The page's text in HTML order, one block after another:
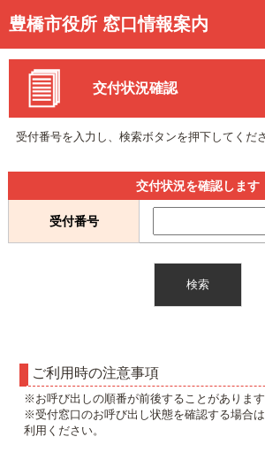
豊橋市役所 窓口情報案内
トップページ
事前予約
予約状況確認
待ち状況確認
交付状況確認
交付状況確認
受付番号を入力し、検索ボタンを押下してくださ
交付状況を確認します
受付番号
ご利用時の注意事項
※お呼び出しの順番が前後することがあります
※受付窓口のお呼び出し状態を確認する場合は
利用ください。